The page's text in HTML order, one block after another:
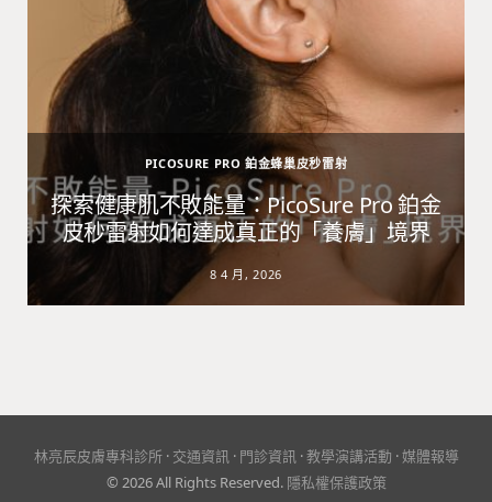
PICOSURE PRO 鉑金蜂巢皮秒雷射
探索健康肌不敗能量：PicoSure Pro 鉑金
皮秒雷射如何達成真正的「養膚」境界
8 4 月, 2026
林亮辰皮膚專科診所· 交通資訊· 門診資訊·教學演講活動 ·媒體報導
© 2026 All Rights Reserved. 隱私權保護政策